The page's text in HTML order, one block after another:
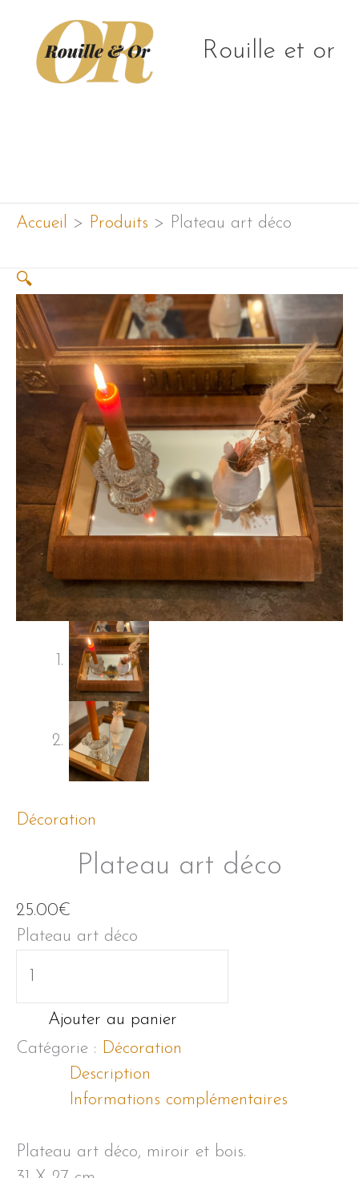
contenu
Rouille et or
principal
Accueil Produits Plateau art déco
🔍
Décoration
Plateau art déco
25.00€
Plateau art déco
Plateau
art
Ajouter au panier
Catégorie : Décoration
Description
Informations complémentaires
Plateau art déco, miroir et bois.